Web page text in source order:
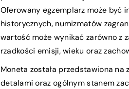
Oferowany egzemplarz może być
historycznych, numizmatów
wartość może wynikać zarówno z
rzadkości emisji, wieku oraz
Moneta została przedstawiona
detalami oraz ogólnym stanem